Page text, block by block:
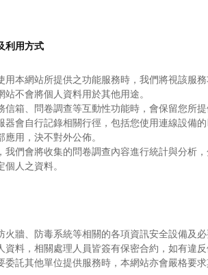
利用方式
用本網站所提供之功能服務時，我們將視該服
不會將個人資料用於其他用途。
信箱、問卷調查等互動性功能時，會保留您所
器會自行記錄相關行徑，包括您使用連線設備的
用，決不對外公佈。
我們會將收集的問卷調查內容進行統計與分析
人之資料。
火牆、防毒系統等相關的各項資訊安全設備及
資料，相關處理人員皆簽有保密合約，如有違
委託其他單位提供服務時，本網站亦會嚴格要